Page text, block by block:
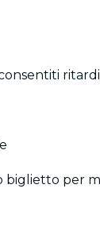
biglietto per